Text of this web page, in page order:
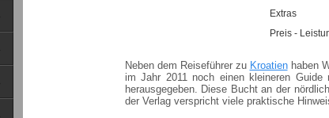
Extras
Preis -
Neben dem Reiseführer zu Kroatienhaben
im Jahr 2011 noch einen kleineren
herausgegeben. Diese Bucht an der
der Verlag verspricht viele praktische